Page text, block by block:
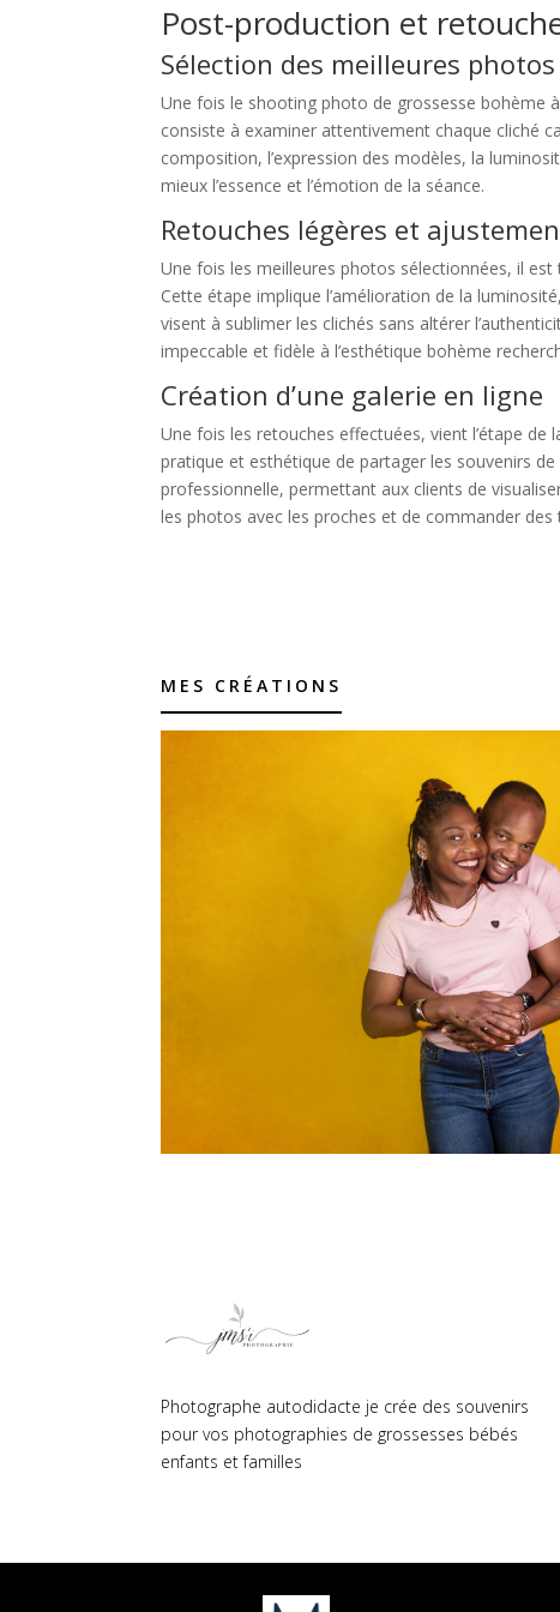
Post-production et
Sélection des meilleures photos
Une fois le shooting photo de grossesse bohème
consiste à examiner attentivement chaque cliché
composition, l’expression des modèles, la
mieux l’essence et l’émotion de la séance.
Retouches légères et
Une fois les meilleures photos sélectionnées, il
Cette étape implique l’amélioration de la
visent à sublimer les clichés sans altérer
impeccable et fidèle à l’esthétique bohème
Création d’une galerie en ligne
Une fois les retouches effectuées, vient l’étape
pratique et esthétique de partager les souvenirs
professionnelle, permettant aux clients de
les photos avec les proches et de commander
MES CRÉATIONS
Photographe autodidacte je crée des souvenirs
pour vos photographies de grossesses bébés
enfants et familles